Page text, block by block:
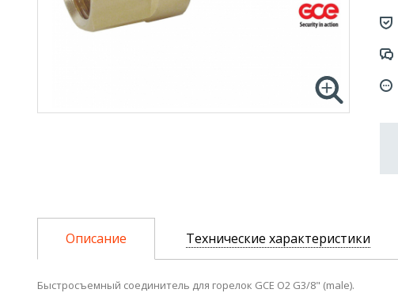
Описание Технические характеристики
Быстросъемный соединитель для горелок GCE O2 G3/8" (male).